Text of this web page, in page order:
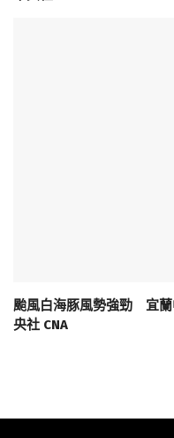
颱風白海豚風勢強勁 宜
央社 CNA